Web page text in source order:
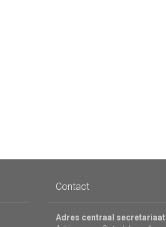
Contact
Adres centraal secretariaat